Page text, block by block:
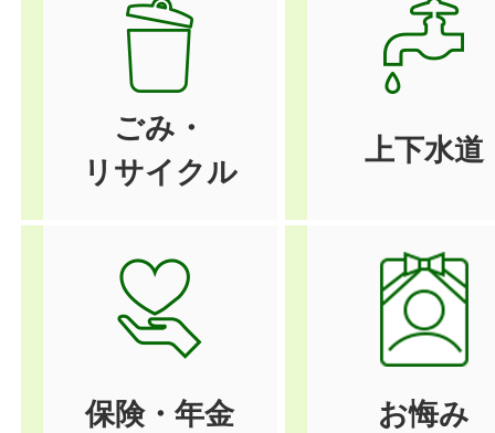
ごみ・
リサイクル
上下水道
保険・年金 お悔み